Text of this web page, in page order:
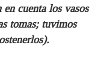
cuenta los vasos
tomas; tuvimos